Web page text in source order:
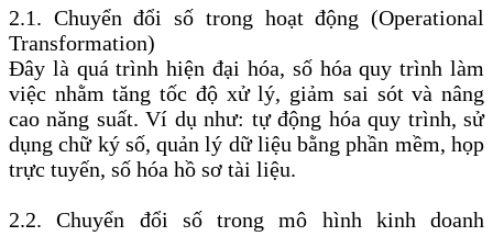
2.1. Chuyển đổi số trong hoạt động (Operational
Transformation)
Đây là quá trình hiện đại hóa, số hóa quy trình làm
việc nhằm tăng tốc độ xử lý, giảm sai sót và nâng
cao năng suất. Ví dụ như: tự động hóa quy trình, sử
dụng chữ ký số, quản lý dữ liệu bằng phần mềm, họp
trực tuyến, số hóa hồ sơ tài liệu.
2.2. Chuyển đổi số trong mô hình kinh doanh